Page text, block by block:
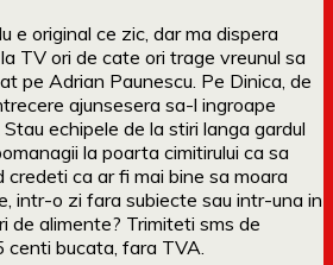
e original ce zic, dar ma dispera
TV ori de cate ori trage vreunul sa
pe Adrian Paunescu. Pe Dinica, de
ajunsesera sa-l ingroape
. Stau echipele de la stiri langa gardul
la poarta cimitirului ca sa
credeti ca ar fi mai bine sa moara
intr-o zi fara subiecte sau intr-una in
de alimente? Trimiteti sms de
centi bucata, fara TVA.